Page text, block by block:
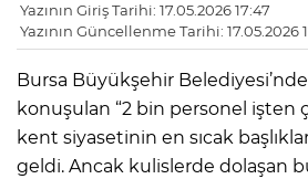
Yazının Giriş Tarihi: 17.05.2026 17:47
Yazının Güncellenme Tarihi: 17.05.2026
Bursa Büyükşehir
konuşulan “2 bin personel işten
kent siyasetinin en sıcak
geldi. Ancak kulislerde dolaşan